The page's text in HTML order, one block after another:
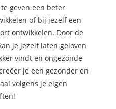
geven een beter
of bij jezelf een
ontwikkelen. Door de
je jezelf laten geloven
vindt en ongezonde
je een gezonder en
volgens je eigen